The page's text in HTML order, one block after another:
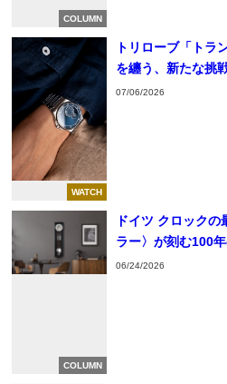
COLUMN
WATCH
トリローブ「トラ
を纏う、新たな挑
07/06/2026
COLUMN
ドイツ クロック
ラー〉が刻む100
06/24/2026